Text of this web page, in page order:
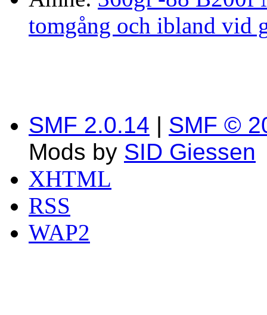
tomgång och ibland vid
SMF 2.0.14 | SMF ©
Mods by SID Giessen
XHTML
RSS
WAP2